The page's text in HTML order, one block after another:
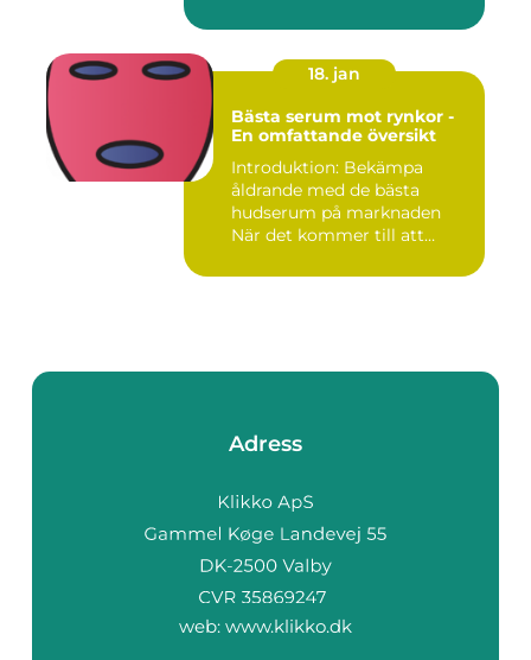
18. jan
Bästa serum mot rynkor -
En omfattande översikt
Introduktion: Bekämpa
åldrande med de bästa
hudserum på marknaden
När det kommer till att
Adress
web: www.klikko.dk